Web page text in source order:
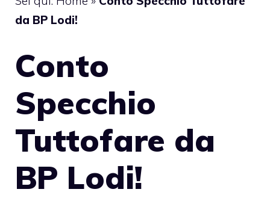
da BP Lodi!
Conto
Specchio
Tuttofare da
BP Lodi!